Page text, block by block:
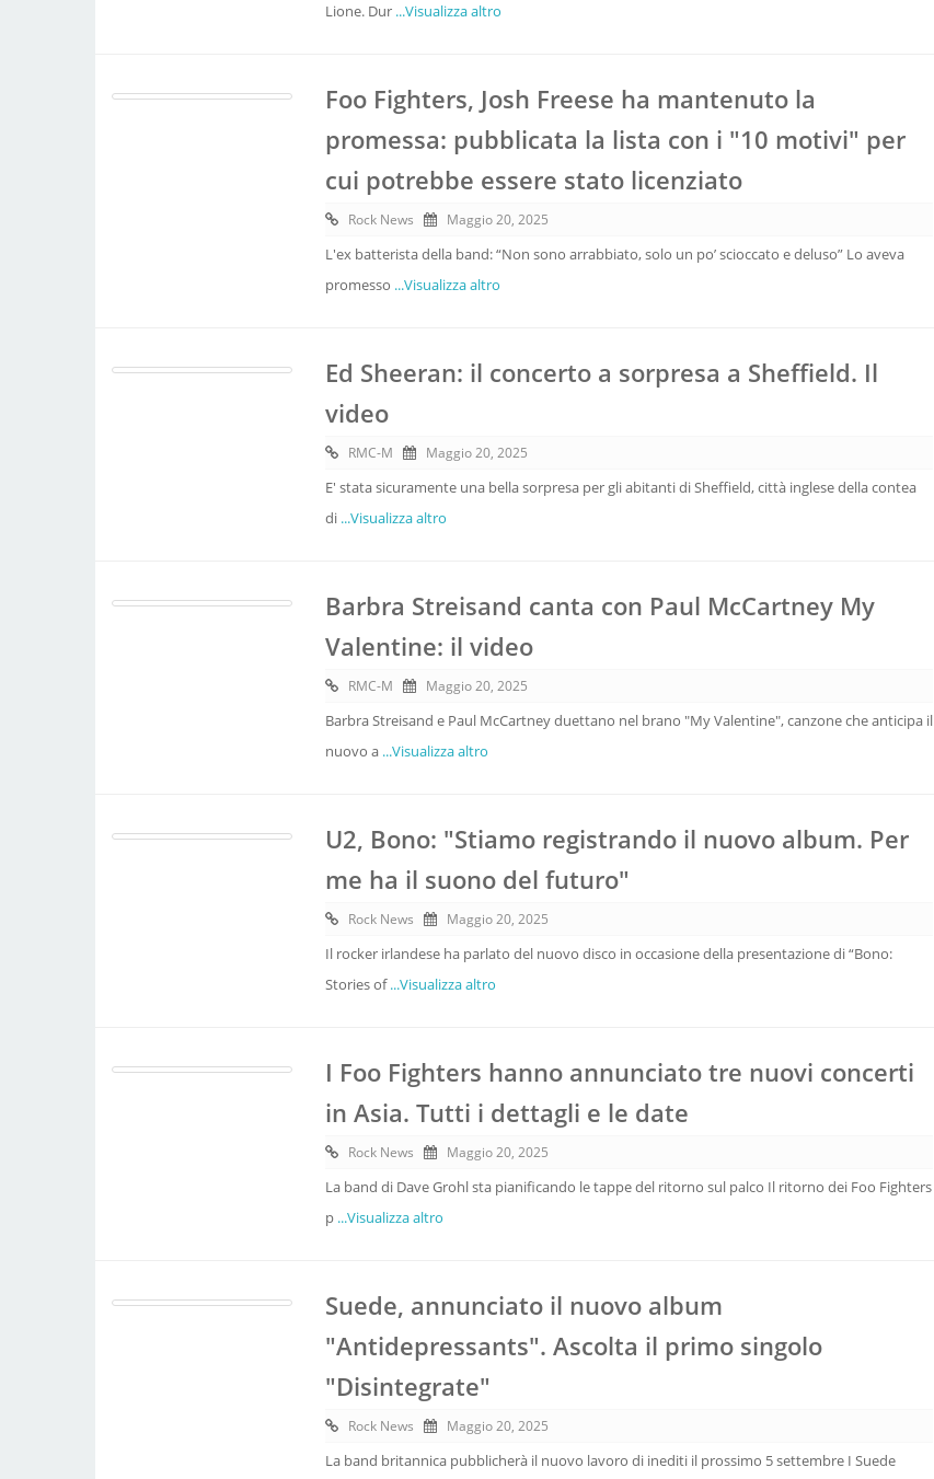
Lione. Dur ...Visualizza altro
Foo Fighters, Josh Freese ha mantenuto la
promessa: pubblicata la lista con i "10 motivi" per
cui potrebbe essere stato licenziato
Rock News Maggio 20, 2025
L'ex batterista della band: “Non sono arrabbiato, solo un po’ scioccato e deluso” Lo aveva
promesso ...Visualizza altro
Ed Sheeran: il concerto a sorpresa a Sheffield. Il
video
RMC-M Maggio 20, 2025
E' stata sicuramente una bella sorpresa per gli abitanti di Sheffield, città inglese della contea
di ...Visualizza altro
Barbra Streisand canta con Paul McCartney My
Valentine: il video
RMC-M Maggio 20, 2025
Barbra Streisand e Paul McCartney duettano nel brano "My Valentine", canzone che anticipa il
nuovo a ...Visualizza altro
U2, Bono: "Stiamo registrando il nuovo album. Per
me ha il suono del futuro"
Rock News Maggio 20, 2025
Il rocker irlandese ha parlato del nuovo disco in occasione della presentazione di “Bono:
Stories of...Visualizza altro
I Foo Fighters hanno annunciato tre nuovi concerti
in Asia. Tutti i dettagli e le date
Rock News Maggio 20, 2025
La band di Dave Grohl sta pianificando le tappe del ritorno sul palco Il ritorno dei Foo Fighters
p ...Visualizza altro
Suede, annunciato il nuovo album
"Antidepressants". Ascolta il primo singolo
"Disintegrate"
Rock News Maggio 20, 2025
La band britannica pubblicherà il nuovo lavoro di inediti il prossimo 5 settembre I Suede